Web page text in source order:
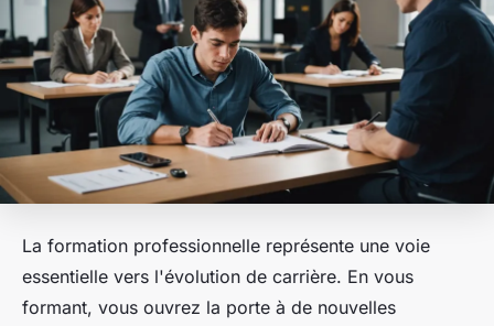
La formation professionnelle représente une voie
essentielle vers l'évolution de carrière. En vous
formant, vous ouvrez la porte à de nouvelles